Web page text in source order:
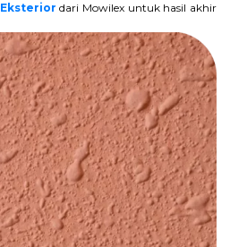
Eksterior dari Mowilex untuk hasil akhir